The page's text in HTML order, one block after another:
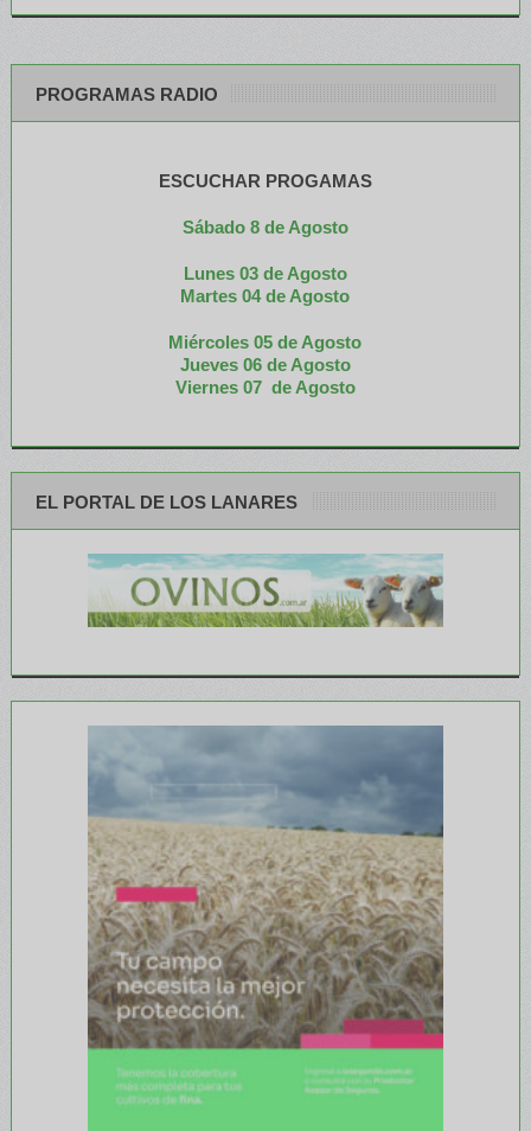
PROGRAMAS RADIO
ESCUCHAR PROGAMAS
Sábado 8 de Agosto
Lunes 03 de Agosto
Martes 04 de Agosto
Miércoles 05 de Agosto
Jueves 06 de Agosto
Viernes 07 de Agosto
EL PORTAL DE LOS LANARES